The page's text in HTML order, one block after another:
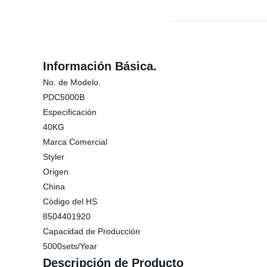
Información Básica.
No. de Modelo.
PDC5000B
Especificación
40KG
Marca Comercial
Styler
Origen
China
Código del HS
8504401920
Capacidad de Producción
5000sets/Year
Descripción de Producto